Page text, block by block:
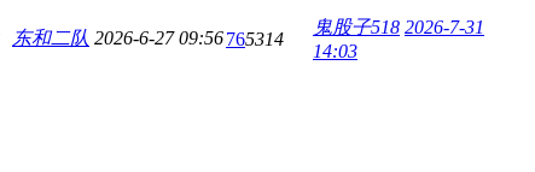
东和二队 2026-6-27 09:56765314
鬼股子518 2026-7-31
14:03